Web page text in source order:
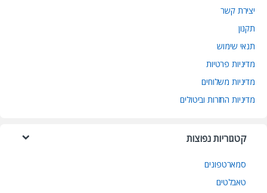
יצירת קשר
תקנון
תנאי שימוש
מדיניות פרטיות
מדיניות משלוחים
מדיניות החזרות וביטולים
קטגוריות נפוצות
סמארטפונים
טאבלטים